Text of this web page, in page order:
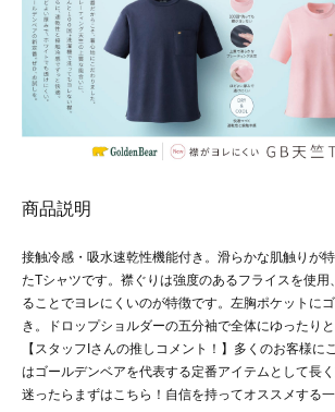
商品説明
接触冷感・吸水速乾性機能付き。滑らかな肌触りが
たTシャツです。襟ぐりは強度のあるフライスを使用
ることでヨレにくいのが特徴です。左胸ポケットに
き。ドロップショルダーの五分袖で全体にゆったりと
【スタッフIさんの推しコメント！】多くのお客様に
はゴールデンベアを代表する定番アイテムとして長く
迷ったらまずはこちら！自信を持ってオススメする